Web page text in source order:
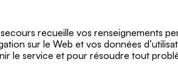
recueille vos renseignements
sur le Web et vos données
le service et pour résoudre tout